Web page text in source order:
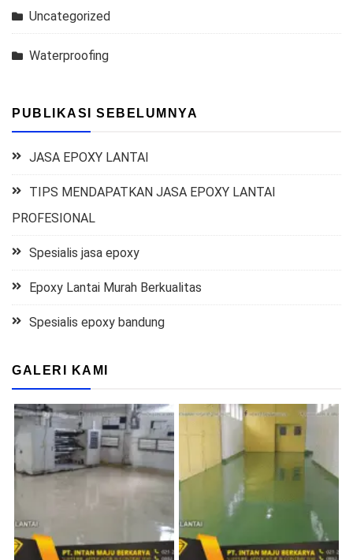
Uncategorized
Waterproofing
PUBLIKASI SEBELUMNYA
JASA EPOXY LANTAI
TIPS MENDAPATKAN JASA EPOXY LANTAI
PROFESIONAL
Spesialis jasa epoxy
Epoxy Lantai Murah Berkualitas
Spesialis epoxy bandung
GALERI KAMI